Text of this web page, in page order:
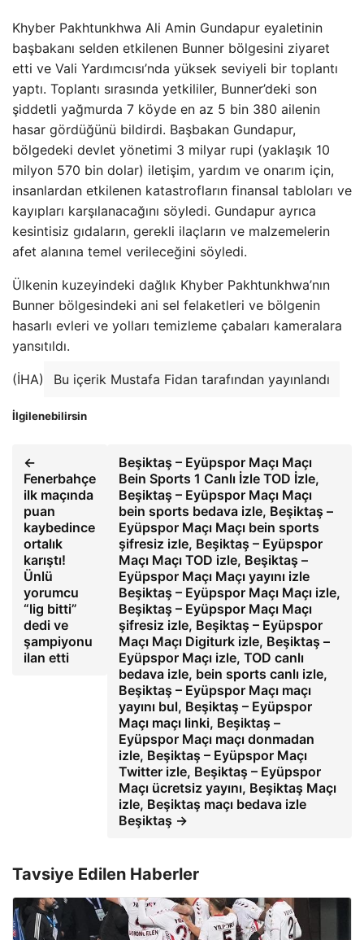
Khyber Pakhtunkhwa Ali Amin Gundapur eyaletinin
başbakanı selden etkilenen Bunner bölgesini ziyaret
etti ve Vali Yardımcısı’nda yüksek seviyeli bir toplantı
yaptı. Toplantı sırasında yetkililer, Bunner’deki son
şiddetli yağmurda 7 köyde en az 5 bin 380 ailenin
hasar gördüğünü bildirdi. Başbakan Gundapur,
bölgedeki devlet yönetimi 3 milyar rupi (yaklaşık 10
milyon 570 bin dolar) iletişim, yardım ve onarım için,
insanlardan etkilenen katastrofların finansal tabloları ve
kayıpları karşılanacağını söyledi. Gundapur ayrıca
kesintisiz gıdaların, gerekli ilaçların ve malzemelerin
afet alanına temel verileceğini söyledi.
Ülkenin kuzeyindeki dağlık Khyber Pakhtunkhwa’nın
Bunner bölgesindeki ani sel felaketleri ve bölgenin
hasarlı evleri ve yolları temizleme çabaları kameralara
yansıtıldı.
(İHA) Bu içerik Mustafa Fidan tarafından yayınlandı
İlgilenebilirsin
←
Fenerbahçe
ilk maçında
puan
kaybedince
ortalık
karıştı!
Ünlü
yorumcu
“lig bitti”
dedi ve
şampiyonu
ilan etti
Beşiktaş – Eyüpspor Maçı Maçı
Bein Sports 1 Canlı İzle TOD İzle,
Beşiktaş – Eyüpspor Maçı Maçı
bein sports bedava izle, Beşiktaş –
Eyüpspor Maçı Maçı bein sports
şifresiz izle, Beşiktaş – Eyüpspor
Maçı Maçı TOD izle, Beşiktaş –
Eyüpspor Maçı Maçı yayını izle
Beşiktaş – Eyüpspor Maçı Maçı izle,
Beşiktaş – Eyüpspor Maçı Maçı
şifresiz izle, Beşiktaş – Eyüpspor
Maçı Maçı Digiturk izle, Beşiktaş –
Eyüpspor Maçı izle, TOD canlı
bedava izle, bein sports canlı izle,
Beşiktaş – Eyüpspor Maçı maçı
yayını bul, Beşiktaş – Eyüpspor
Maçı maçı linki, Beşiktaş –
Eyüpspor Maçı maçı donmadan
izle, Beşiktaş – Eyüpspor Maçı
Twitter izle, Beşiktaş – Eyüpspor
Maçı ücretsiz yayını, Beşiktaş Maçı
izle, Beşiktaş maçı bedava izle
Beşiktaş →
Tavsiye Edilen Haberler